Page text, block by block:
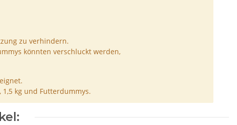
zu verhindern.
könnten verschluckt werden,
kg und Futterdummys.